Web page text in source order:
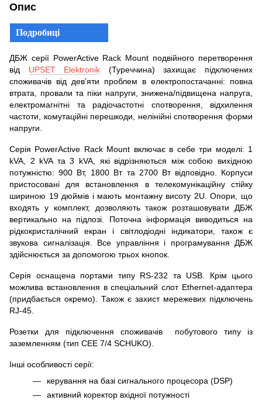
Опис
Подробиці
ДБЖ серії PowerActive Rack Mount подвійного перетворення
від UPSET Elektronik (Туреччина) захищає підключених
споживачів від дев’яти проблем в електропостачанні: повна
втрата, провали та піки напруги, знижена/підвищена напруга,
електромагнітні та радіочастотні спотворення, відхилення
частоти, комутаційні перешкоди, нелінійні спотворення форми
напруги.
Серія PowerActive Rack Mount включає в себе три моделі: 1
kVA, 2 kVA та 3 kVA, які відрізняються між собою вихідною
потужністю: 900 Вт, 1800 Вт та 2700 Вт відповідно. Корпуси
пристосовані для встановлення в телекомунікаційну стійку
шириною 19 дюймів і мають монтажну висоту 2U. Опори, що
входять у комплект, дозволяють також розташовувати ДБЖ
вертикально на підлозі. Поточна інформація виводиться на
рідкокристалічний екран і світлодіодні індикатори, також є
звукова сигналізація. Все управління і програмування ДБЖ
здійснюється за допомогою трьох кнопок.
Серія оснащена портами типу RS-232 та USB. Крім цього
можлива встановлення в спеціальний слот Ethernet-адаптера
(придбається окремо). Також є захист мережевих підключень
RJ-45.
Розетки для підключення споживачів побутового типу із
заземленням (тип CEE 7/4 SCHUKO).
Інші особливості серії:
керування на базі сигнального процесора (DSP)
активний коректор вхідної потужності